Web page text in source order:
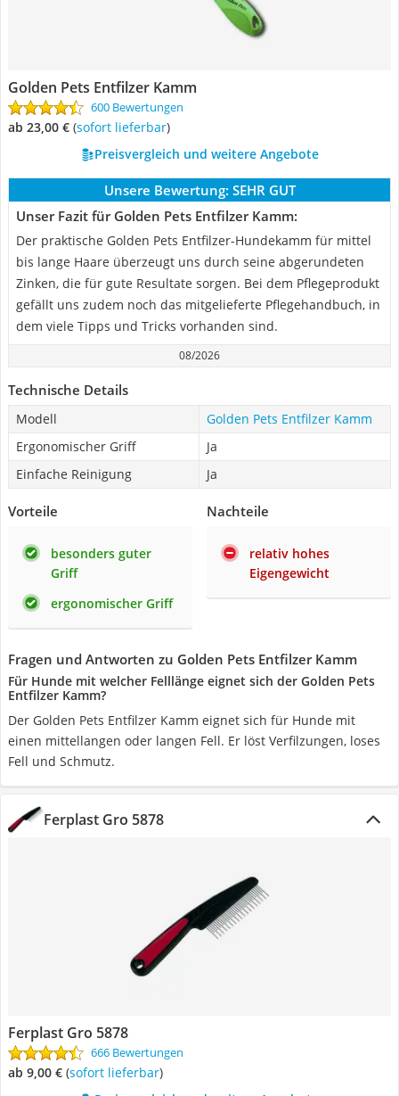
Golden Pets Entfilzer Kamm
600 Bewertungen
ab 23,00 € ( Sofort lieferbar)
Preisvergleich und weitere Angebote
Unsere Bewertung: SEHR GUT
Unser Fazit für Golden Pets Entfilzer Kamm:
Der praktische Golden Pets Entfilzer-Hundekamm für mittel
bis lange Haare überzeugt uns durch seine abgerundeten
Zinken, die für gute Resultate sorgen. Bei dem Pflegeprodukt
gefällt uns zudem noch das mitgelieferte Pflegehandbuch, in
dem viele Tipps und Tricks vorhanden sind.
08/2026
Technische Details
Modell
Golden Pets Entfilzer Kamm
Ergonomischer Griff
Ja
Einfache Reinigung
Ja
Vorteile
besonders guter
Griff
ergonomischer Griff
Nachteile
relativ hohes
Eigengewicht
Fragen und Antworten zu Golden Pets Entfilzer Kamm
Für Hunde mit welcher Felllänge eignet sich der Golden Pets
Entfilzer Kamm?
Der Golden Pets Entfilzer Kamm eignet sich für Hunde mit
einen mittellangen oder langen Fell. Er löst Verfilzungen, loses
Fell und Schmutz.
Ferplast Gro 5878
Ferplast Gro 5878
666 Bewertungen
ab 9,00 € ( Sofort lieferbar)